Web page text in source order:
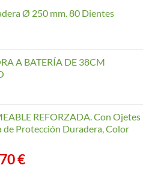
Ø 250 mm. 80 Dientes
A BATERÍA DE 38CM
REFORZADA. Con Ojetes
de Protección Duradera, Color
€Rango